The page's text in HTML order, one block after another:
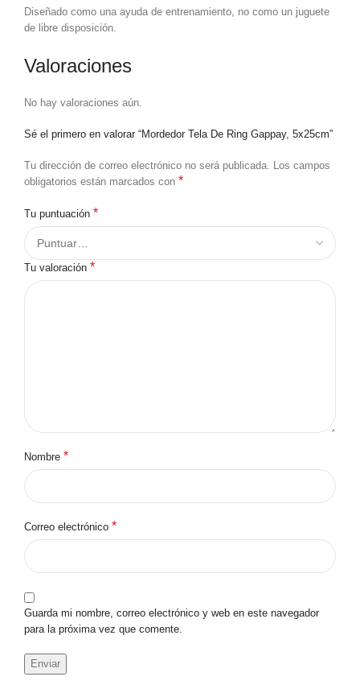
Diseñado como una ayuda de entrenamiento, no como un juguete
de libre disposición.
Valoraciones
No hay valoraciones aún.
Sé el primero en valorar “Mordedor Tela De Ring Gappay, 5x25cm”
Tu dirección de correo electrónico no será publicada. Los campos
obligatorios están marcados con *
Tu puntuación *
Tu valoración *
Nombre *
Correo electrónico *
Guarda mi nombre, correo electrónico y web en este navegador
para la próxima vez que comente.